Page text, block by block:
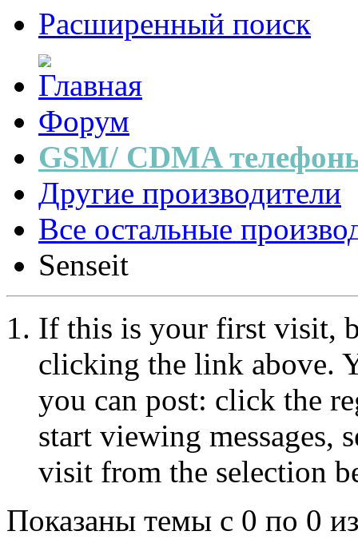
Расширенный поиск
Форум
GSM/ CDMA
Другие производители
Все остальные
Senseit
If this is your first visit,
clicking the link above.
you can post: click the
start viewing messages,
visit from the selection
Показаны темы с 0 по 0